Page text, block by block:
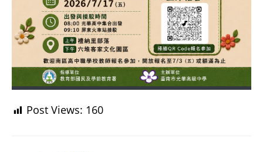
Post Views: 160